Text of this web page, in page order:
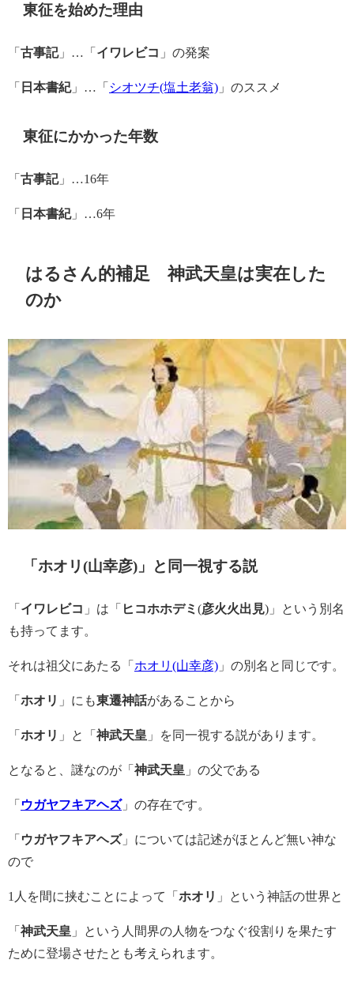
東征を始めた理由
「 古事記」…「 イワレビコ 」の発案
「 日本書紀」…「 シオツチ(塩土老翁) 」のススメ
東征にかかった年数
「 古事記」…16年
「 日本書紀」…6年
はるさん的補足 神武天皇は実在した
のか
「ホオリ(山幸彦)」と同一視する説
「 イワレビコ 」は「 ヒコホホデミ (彦火火出見)」という別名
も持ってます。
それは祖父にあたる「 ホオリ(山幸彦) 」の別名と同じです。
「 ホオリ 」にも東遷神話があることから
「 ホオリ 」と「 神武天皇 」を同一視する説があります。
となると、謎なのが「 神武天皇 」の父である
「 ウガヤフキアヘズ」の存在です。
「 ウガヤフキアヘズ」については記述がほとんど無い神な
ので
1人を間に挟むことによって「 ホオリ 」という神話の世界と
「 神武天皇 」という人間界の人物をつなぐ役割りを果たす
ために登場させたとも考えられます。